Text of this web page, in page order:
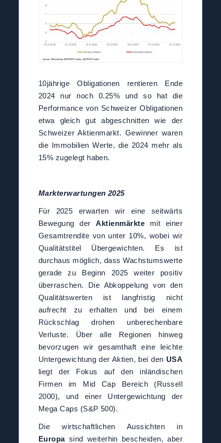
10jährige Obligationen rentieren Ende
2024 nur noch 0.25% und so hat die
Performance von Schweizer Obligationen
etwa gleich gut abgeschnitten wie der
Schweizer Aktienmarkt. Gewinner waren
die Immobilien Werte, die 2024 mehr als
15% zugelegt haben.
Markterwartungen 2025
Für 2025 erwarten wir eine seitwärts
Bewegung derAktienmärkte mit einer
Gesamtrendite von unter 10%, wobei wir
Qualitätstitel Übergewichten. Es ist
durchaus möglich, dass Wachstumswerte
gerade zu Beginn 2025 weiter positiv
überraschen. Die Abkoppelung von den
Qualitätswerten ist langfristig nicht
aufrecht zu erhalten und bei einem
Rückschlag drohen unberechenbare
Verluste. Über alle Regionen hinweg
bevorzugen wir gesamthaft eine leichte
Untergewichtung der Aktien, bei den USA
liegt der Fokus auf den inländischen
Firmen im Mid Cap Bereich (Russell
2000), und einer Untergewichtung der
Mega Caps (S&P 500).
Die wirtschaftlichen Aussichten in
Europasind weiterhin bescheiden, aber